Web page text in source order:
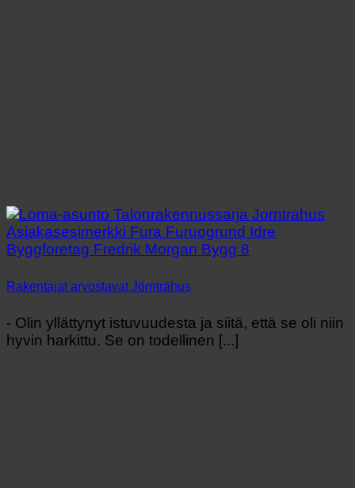
Rakentajat arvostavat Jörnträhus
- Olin yllättynyt istuvuudesta ja siitä, että se oli niin
hyvin harkittu. Se on todellinen [...]